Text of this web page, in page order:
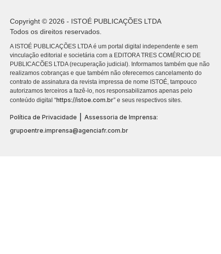
Copyright © 2026 - ISTOÉ PUBLICAÇÕES LTDA
Todos os direitos reservados.
A ISTOÉ PUBLICAÇÕES LTDA é um portal digital independente e sem
vinculação editorial e societária com a EDITORA TRES COMÉRCIO DE
PUBLICACÕES LTDA (recuperação judicial). Informamos também que não
realizamos cobranças e que também não oferecemos cancelamento do
contrato de assinatura da revista impressa de nome ISTOÉ, tampouco
autorizamos terceiros a fazê-lo, nos responsabilizamos apenas pelo
conteúdo digital “https://istoe.com.br” e seus respectivos sites.
Política de Privacidade
Assessoria de Imprensa:
grupoentre.imprensa@agenciafr.com.br